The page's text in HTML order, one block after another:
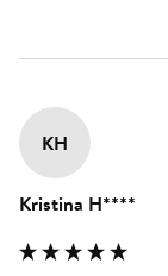
KH
Kristina H****